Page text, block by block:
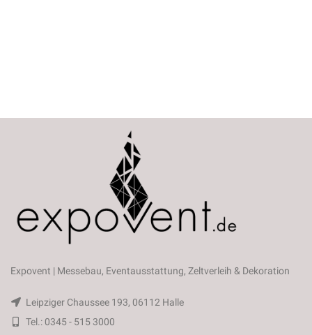
Expovent | Messebau, Eventausstattung, Zeltverleih & Dekoration
Leipziger Chaussee 193, 06112 Halle
Tel.: 0345 - 515 3000